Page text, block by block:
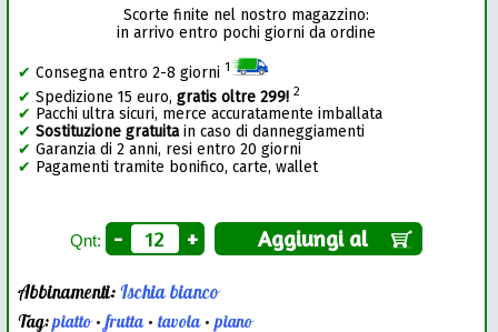
Scorte finite nel nostro magazzino:
in arrivo entro pochi giorni da ordine
✔ Consegna entro 2-8 giorni 1
✔ Spedizione 15 euro,gratis oltre 299! 2
✔ Pacchi ultra sicuri, merce accuratamente imballata
✔ Sostituzione gratuitain caso di danneggiamenti
✔ Garanzia di 2 anni, resi entro 20 giorni
✔ Pagamenti tramite bonifico, carte, wallet
Qnt: - + Aggiungi al
Abbinamenti:Ischia bianco
Tag:piatto•frutta•tavola•piano